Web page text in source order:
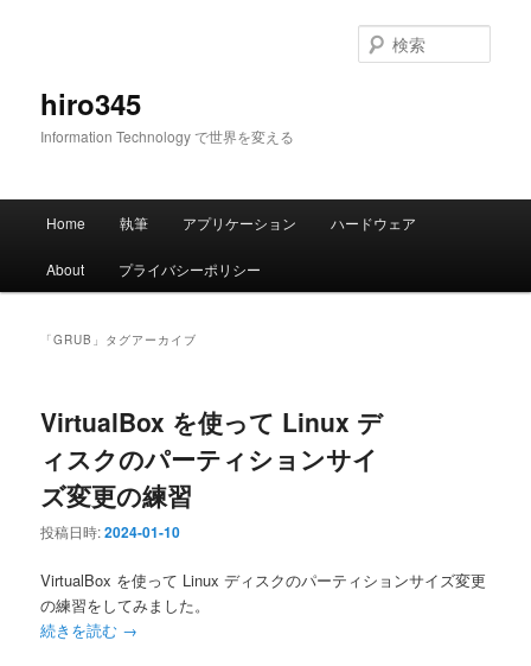
hiro345
Information Technology で世界を変える
索
メ
Home 執筆 アプリケーション ハードウェア
About プライバシーポリシー
「GRUB 」タグアーカイブ
VirtualBox を使って Linux デ
ィスクのパーティションサイ
ズ変更の練習
投稿日時:2024-01-10
VirtualBox を使って Linux ディスクのパーティションサイズ変更
の練習をしてみました。
続きを読む →